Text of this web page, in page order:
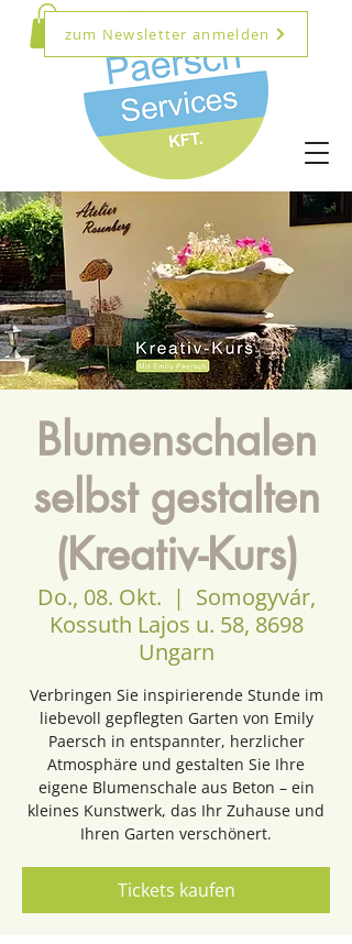
zum Newsletter anmelden
Blumenschalen
selbst gestalten
(Kreativ-Kurs)
Do., 08. Okt.
  |
Somogyvár,
Kossuth Lajos u. 58, 8698
Ungarn
Verbringen Sie inspirierende Stunde im
liebevoll gepflegten Garten von Emily
Paersch in entspannter, herzlicher
Atmosphäre und gestalten Sie Ihre
eigene Blumenschale aus Beton – ein
kleines Kunstwerk, das Ihr Zuhause und
Ihren Garten verschönert.
Tickets kaufen